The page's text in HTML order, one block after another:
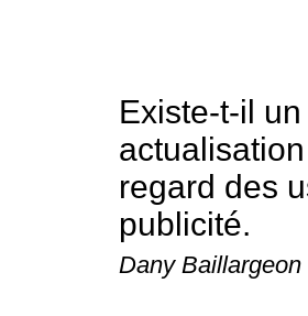
Existe-t-il
regard des
publicité.
Dany Baillargeon